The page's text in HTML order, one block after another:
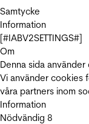
Samtycke
Information
[#IABV2SETTINGS#]
Om
Denna sida
Vi använder cookies
våra partners inom
Information
Nödvändig 8